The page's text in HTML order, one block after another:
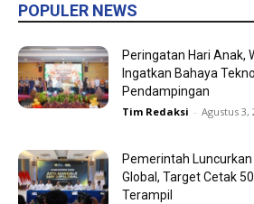
POPULER NEWS
Peringatan Hari Anak,
Ingatkan Bahaya
Pendampingan
Tim Redaksi - Agustus 3,
Pemerintah
Global, Target Cetak
Terampil